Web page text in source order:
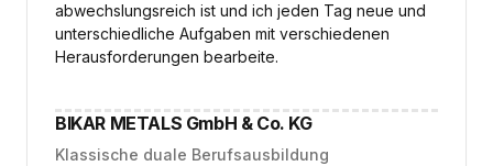
abwechslungsreich ist und ich jeden Tag neue und
unterschiedliche Aufgaben mit verschiedenen
Herausforderungen bearbeite.
BIKAR METALS GmbH & Co. KG
Klassische duale Berufsausbildung